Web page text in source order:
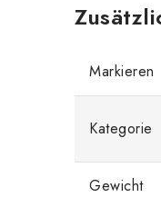
Markieren
Kategorie
Gewicht